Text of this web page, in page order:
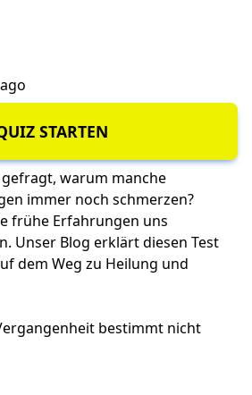
STARTEN
warum manche
immer noch schmerzen?
frühe Erfahrungen uns
Unser Blog erklärt diesen Test
dem Weg zu Heilung und
bestimmt nicht